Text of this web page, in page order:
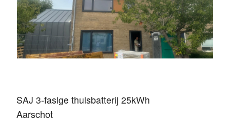
SAJ 3-fasige thuisbatterij 25kWh
Aarschot